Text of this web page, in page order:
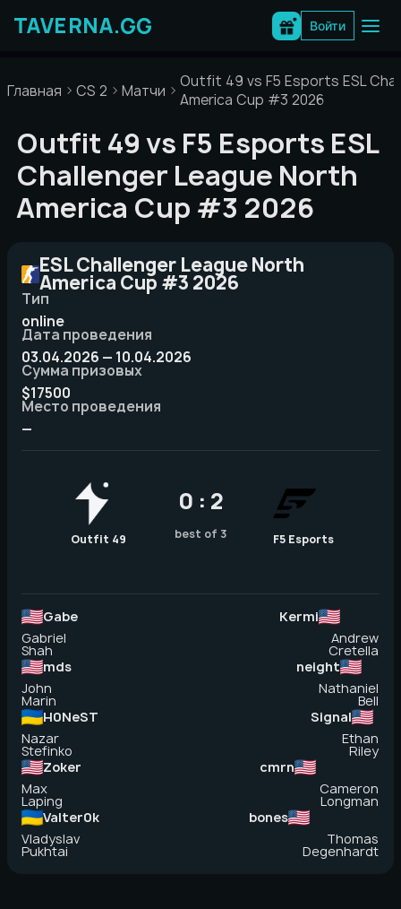
содержимому
Войти
Главная CS 2 Матчи
Outfit 49 vs F5 Esports ESL
America Cup #3 2026
Outfit 49 vs F5 Esports ESL
Challenger League North
America Cup #3 2026
ESL Challenger League North
America Cup #3 2026
Тип
online
Дата проведения
03.04.2026 — 10.04.2026
Сумма призовых
$17500
Место проведения
—
Gabe
Gabriel
Shah
mds
John
Marin
H0NeST
Nazar
Stefinko
Zoker
Max
Laping
Valter0k
Vladyslav
Pukhtai
Outfit 49
0 : 2
best of 3 F5 Esports
Kermi
Andrew
Cretella
neight
Nathaniel
Bell
Signal
Ethan
Riley
cmrn
Cameron
Longman
bones
Thomas
Degenhardt